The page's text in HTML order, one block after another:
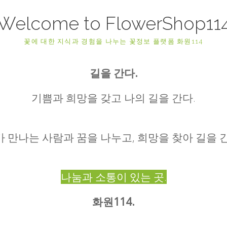
to
꽃에 대한 지식과 경험을 나누는 꽃정보 플랫폼 화원114
길을 간다.
기쁨과 희망을 갖고 나의 길을 간다.
만나는 사람과 꿈을 나누고, 희망을 찾아 길을
나눔과 소통이 있는 곳.
화원114.